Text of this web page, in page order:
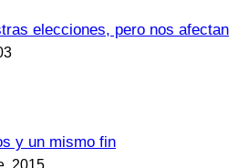
elecciones, pero nos afectan
y un mismo fin
2015